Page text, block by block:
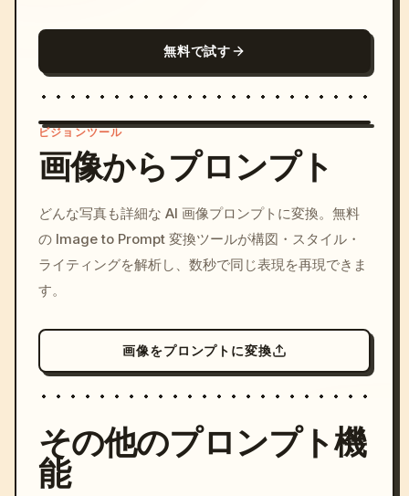
無料で試す
c, cyberpunk sunset, neon
colors, 8k --v 6.0
ビジョンツール
画像からプロンプト
どんな写真も詳細な AI 画像プロンプトに変換。無料
の Image to Prompt 変換ツールが構図・スタイル・
ライティングを解析し、数秒で同じ表現を再現できま
す。
画像をプロンプトに変換
その他のプロンプト機
能